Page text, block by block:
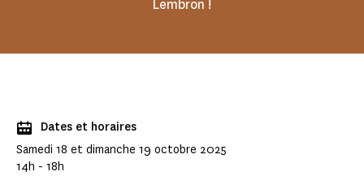
Lembron !
Dates et horaires
Samedi 18 et dimanche 19 octobre 2025
14h - 18h